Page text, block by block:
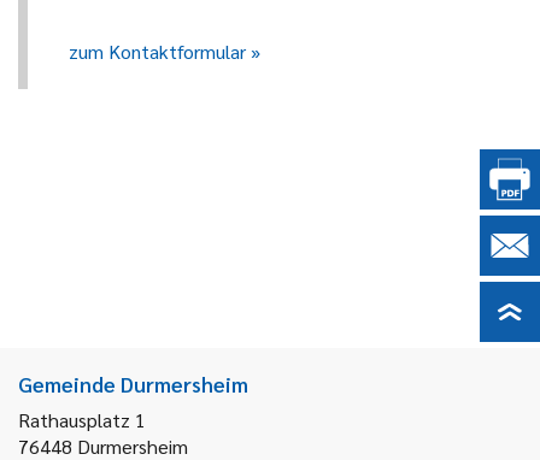
zum Kontaktformular
Gemeinde Durmersheim
Rathausplatz 1
76448 Durmersheim